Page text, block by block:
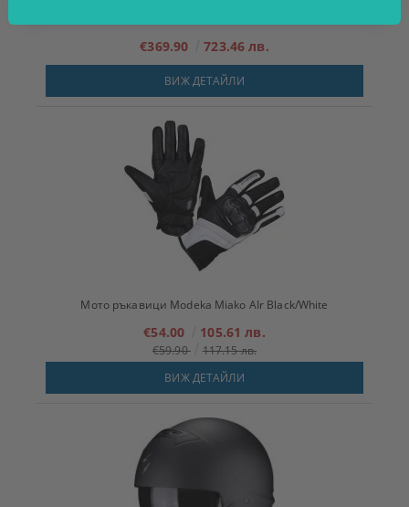
€369.90 723.46 лв.
ВИЖ ДЕТАЙЛИ
Мото ръкавици Modeka Miako AIr Black/White
€54.00 105.61 лв.
€59.90
117.15 лв.
ВИЖ ДЕТАЙЛИ